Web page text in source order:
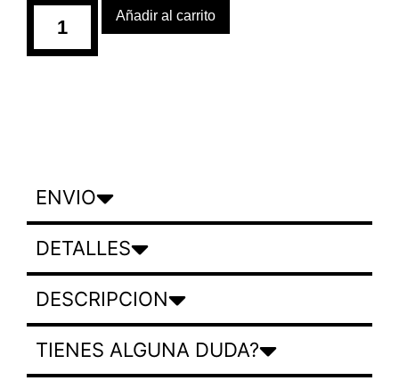
Añadir al carrito
ENVIO
DETALLES
DESCRIPCION
TIENES ALGUNA DUDA?